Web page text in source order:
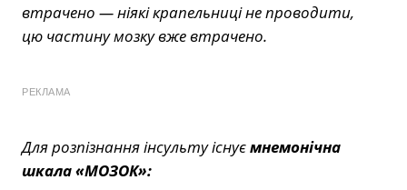
втрачено — ніякі крапельниці не проводити,
цю частину мозку вже втрачено.
РЕКЛАМА
Для розпізнання інсульту існуємнемонічна
шкала «МОЗОК»: